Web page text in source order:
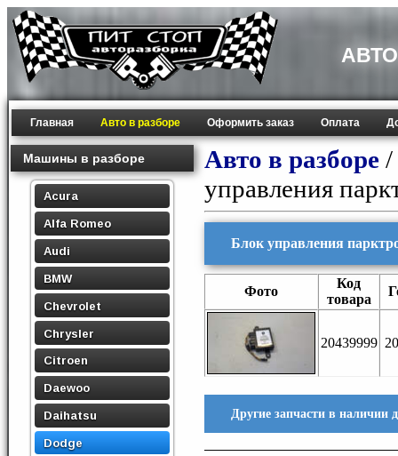
Главная Авто в разборе Оформить заказ Оплата
Машины в разборе
Acura
Alfa Romeo
Audi
BMW
Chevrolet
Chrysler
Citroen
Daewoo
Daihatsu
Dodge
Авто в разборе /
управления
Блок управления
Фото
Код
товара
20439999
Другие запчасти в наличии